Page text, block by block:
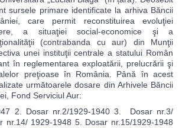
sursele primare identificate la arhiva Băncii
care permit reconstituirea evoluţiei
a situaţiei social-economice şi a
(contrabanda cu aur) din Munţii
unei instituţii centrale a statului Român
în reglementarea exploatării, prelucrării şi
preţioase în România. Până în acest
următoarele dosare din Arhivele Băncii
Fond Serviciul Aur:
2. Dosar nr.2/1929-1940 3. Dosar nr.3/
nr.14/ 1929-1948 5. Dosar nr.15/1929-1948